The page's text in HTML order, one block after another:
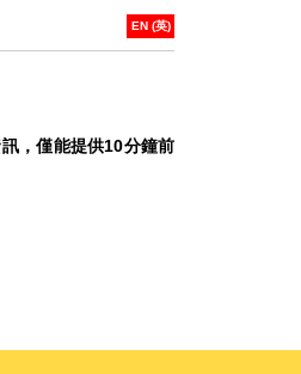
EN (英)
，僅能提供10分鐘前